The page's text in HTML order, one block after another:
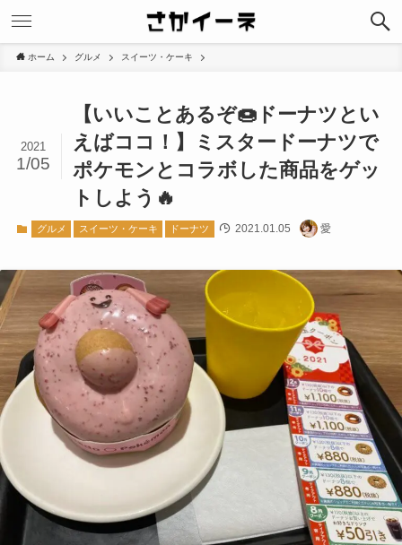
ホーム グルメ スイーツ・ケーキ
【いいことあるぞ🍩ドーナツとい
えばココ！】ミスタードーナツで
ポケモンとコラボした商品をゲッ
トしよう🔥
2021
1/05
グルメ スイーツ・ケーキ ドーナツ 2021.01.05 愛